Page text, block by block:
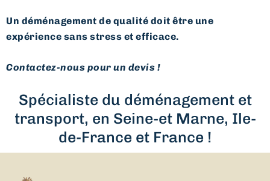
Un déménagement de qualité doit être une
expérience sans stress et efficace.
Contactez-nous pour un devis !
Spécialiste du déménagement et
transport, en Seine-et Marne, Ile-
de-France et France !